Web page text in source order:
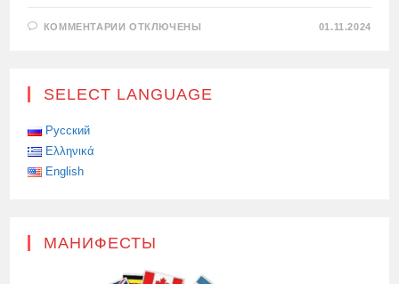
КОММЕНТАРИИ К
РАННЕГО
ОТКЛЮЧЕНЫ 01.11.2024
SELECT LANGUAGE
Русский
Ελληνικά
English
МАНИФЕСТЫ